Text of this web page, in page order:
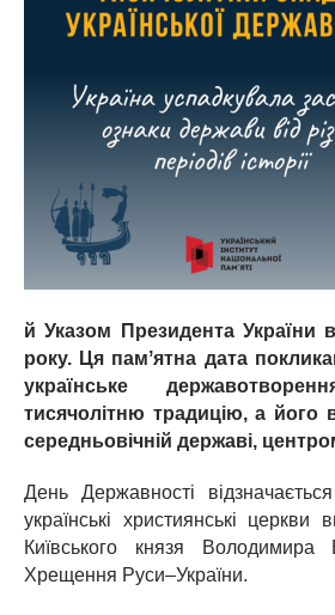
й Указом Президента України
року. Ця памʼятна дата
українське
тисячолітню традицію, а його
середньовічній державі,
День Державності
українські християнські церкви
Київського князя
Хрещення Руси–України.